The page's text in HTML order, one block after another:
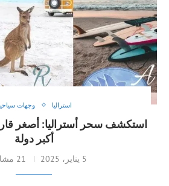
استراليا وجهات
استكشف سحر أستراليا: أصغر
أكبر دولة
5 يناير، 2025 21 مشاهدات